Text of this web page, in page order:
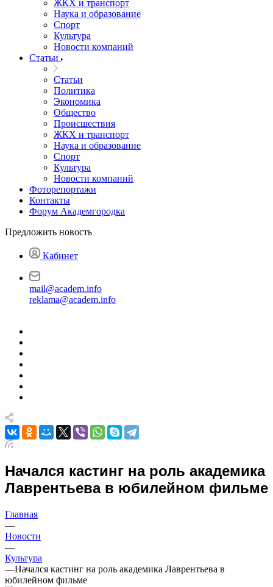
ЖКХ и транспорт
Наука и образование
Спорт
Культура
Новости компаний
Статьи
Статьи
Политика
Экономика
Общество
Происшествия
ЖКХ и транспорт
Наука и образование
Спорт
Культура
Новости компаний
Фоторепортажи
Контакты
Форум Академгородка
Предложить новость
Кабинет
mail@academ.info
reklama@academ.info
Начался кастинг на роль академика
Лаврентьева в юбилейном фильме
Главная
—
Новости
—
Культура
—Начался кастинг на роль академика Лаврентьева в
юбилейном фильме